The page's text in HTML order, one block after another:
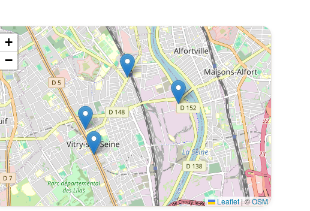
+
−
Leaflet|©OSM